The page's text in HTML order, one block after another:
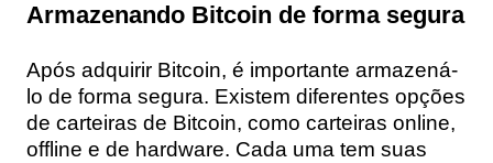
Armazenando Bitcoin de forma segura
Após adquirir Bitcoin, é importante armazená-
lo de forma segura. Existem diferentes opções
de carteiras de Bitcoin, como carteiras online,
offline e de hardware. Cada uma tem suas